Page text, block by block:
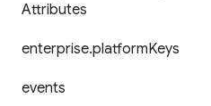
Attributes
enterprise.platformKeys
events